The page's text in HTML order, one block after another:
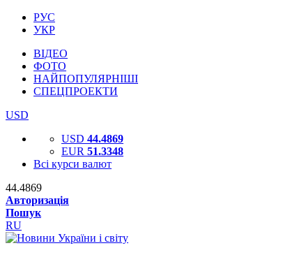
РУС
УКР
ВІДЕО
ФОТО
НАЙПОПУЛЯРНІШІ
СПЕЦПРОЕКТИ
USD
USD 44.4869
EUR 51.3348
Всі курси валют
44.4869
Авторизація
Пошук
RU